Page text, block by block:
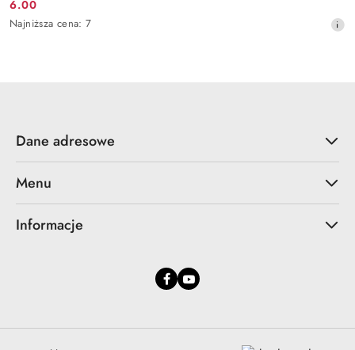
Cena
promocyjna:
6.00
Najniższa
Najniższa cena: 7
Dane adresowe
Menu
Informacje